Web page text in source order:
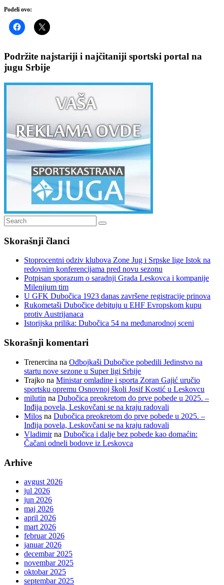
Podeli ovo:
Podržite najstariji i najčitaniji sportski portal na
jugu Srbije
Search
for:
Search
Skorašnji članci
Stoprocentni odziv klubova Zone Jug i Srpske lige Istok na
redovnim konferencijama pred novu sezonu
Potpisan sporazum o saradnji Grada Leskovca i kompanije
Milenijum tim
U GFK Dubočica 1923 danas završene registracije prinova
Rukometaši Dubočice debituju u EHF Evropskom kupu
protiv Austrijanaca
Istorijska prilika: Dubočica 54 na međunarodnoj sceni
Skorašnji komentari
Trenercina na Odbojkaši Dubočice pobedili Jedinstvo na
startu nove sezone u Super ligi Srbije
Trajko na Ministar omladine i sporta Zoran Gajić uručio
sportsku opremu Osnovnoj školi Josif Kostić u Leskovcu
milutin na Dubočica preokretom do prve pobede u 2025. –
Inđija povela, Leskovčani se na kraju radovali
Milos na Dubočica preokretom do prve pobede u 2025. –
Inđija povela, Leskovčani se na kraju radovali
Vladimirna Dubočica i dalje bez pobede kao domaćin:
Čačani odneli bodove iz Leskovca
Arhive
avgust 2026
jul 2026
jun 2026
maj 2026
april 2026
mart 2026
februar 2026
januar 2026
decembar 2025
novembar 2025
oktobar 2025
septembar 2025